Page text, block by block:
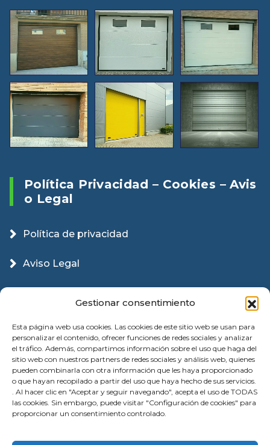
Gestionar consentimiento
Esta página web usa cookies. Las cookies de este sitio web se usan para
personalizar el contenido, ofrecer funciones de redes sociales y analizar
el tráfico. Además, compartimos información sobre el uso que haga del
sitio web con nuestros partners de redes sociales y análisis web, quienes
pueden combinarla con otra información que les haya proporcionado
o que hayan recopilado a partir del uso que haya hecho de sus servicios.
. Al hacer clic en "Aceptar y seguir navegando", acepta el uso de TODAS
las cookies. Sin embargo, puede visitar "Configuración de cookies" para
proporcionar un consentimiento controlado.
Política Privacidad – Cookies – Avis
O Legal
Política de privacidad
Aviso Legal